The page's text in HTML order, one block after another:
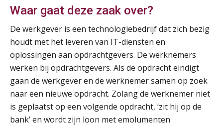
Waar gaat deze zaak over?
De werkgever is een technologiebedrijf dat zich bezig
houdt met het leveren van IT-diensten en
oplossingen aan opdrachtgevers. De werknemers
werken bij opdrachtgevers. Als de opdracht eindigt
gaan de werkgever en de werknemer samen op zoek
naar een nieuwe opdracht. Zolang de werknemer niet
is geplaatst op een volgende opdracht, ‘zit hij op de
bank’ en wordt zijn loon met emolumenten